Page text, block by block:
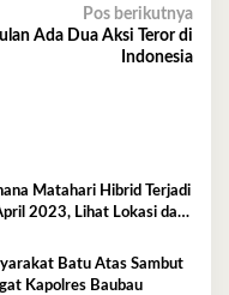
Pos berikutnya
Ada Dua Aksi Teror di
Indonesia
Matahari Hibrid Terjadi
2023, Lihat Lokasi dan
Batu Atas Sambut
Kapolres Baubau